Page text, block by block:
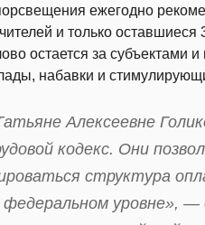
ежегодно
и только
остается за субъектами
набавки и
Алексеевне
кодекс. Они
структура
федеральном уровне»,